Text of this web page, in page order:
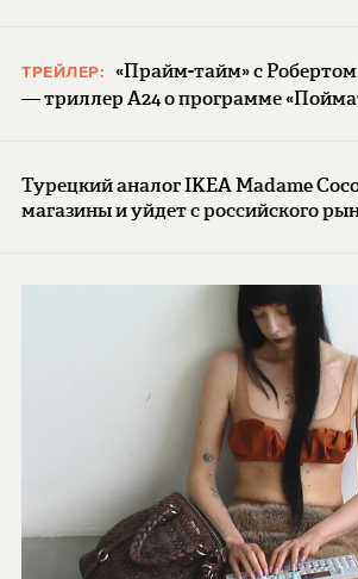
ТРЕЙЛЕР:
«Прайм-тайм» с
— триллер A24 о программе
Турецкий аналог IKEA Madame
магазины и уйдет с российского